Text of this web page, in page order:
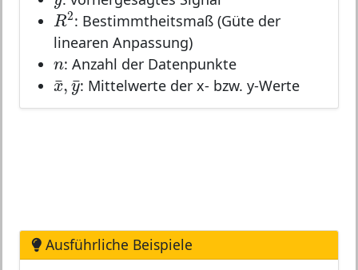
R2
R2: Bestimmtheitsmaß (Güte der
linearen Anpassung)
n
n: Anzahl der Datenpunkte
¯
x ¯
y
x¯,y¯
: Mittelwerte der x- bzw. y-Werte
Ausführliche Beispiele